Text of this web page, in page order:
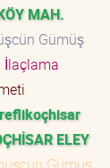
MAH.
Gümüş
İlaçlama
ELEY